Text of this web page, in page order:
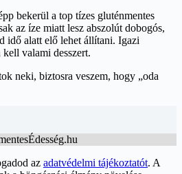
bekerül a top tízes gluténmentes
az íze miatt lesz abszolút dobogós,
idő alatt elő lehet állítani. Igazi
valami desszert.
neki, biztosra veszem, hogy „oda
az adatvédelmi tájékoztatót. A